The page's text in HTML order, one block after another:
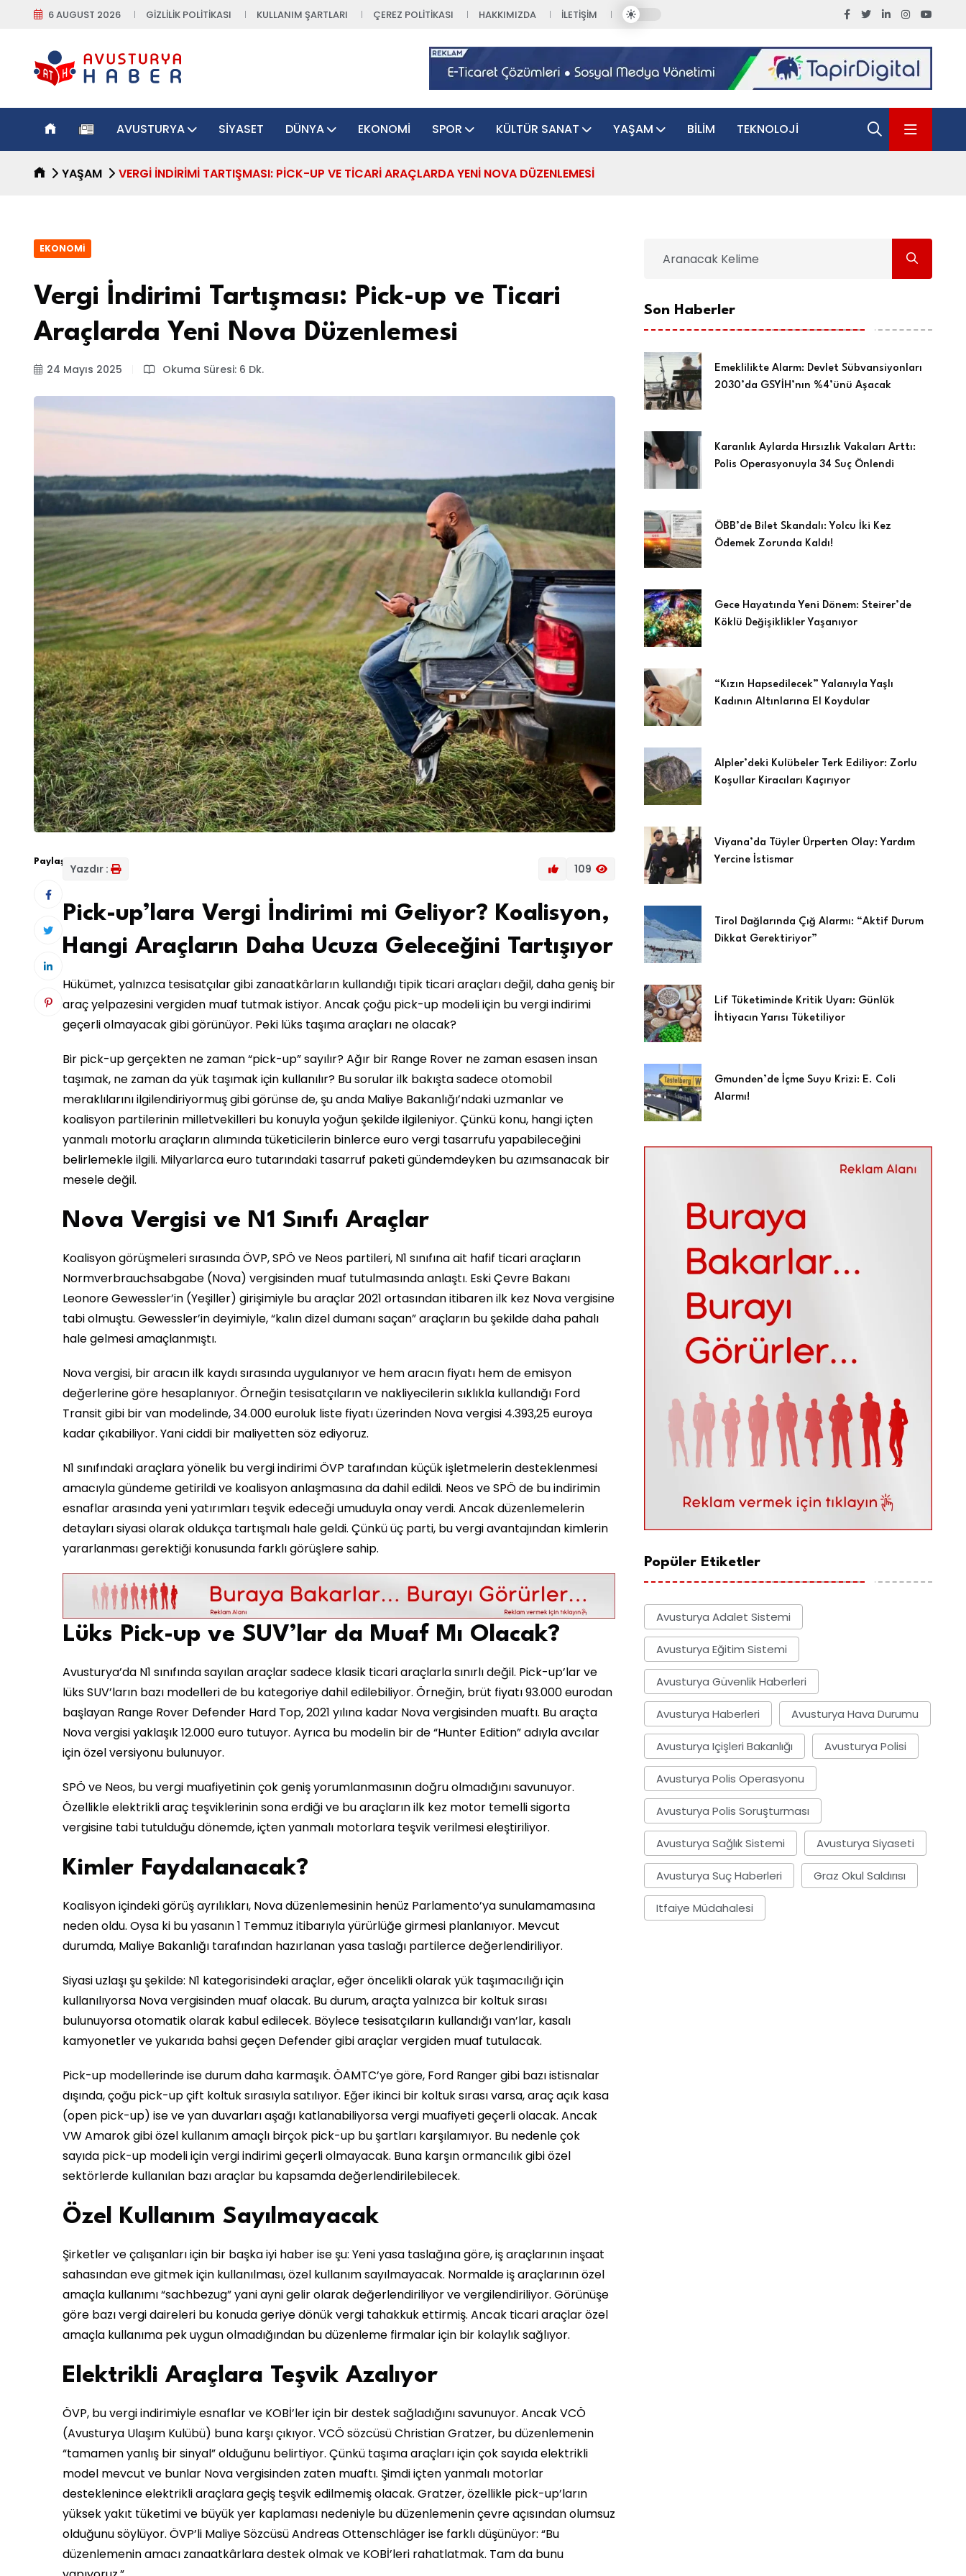
6 AUGUST 2026 GIZLILIK POLITIKASI KULLANIM ŞARTLARI ÇEREZ POLITIKASI HAKKIMIZDA İLETIŞIM
AVUSTURYA SIYASET DÜNYA EKONOMI SPOR KÜLTÜR SANAT YAŞAM BILIM TEKNOLOJI
YAŞAM VERGI İNDIRIMI TARTIŞMASI: PICK-UP VE TICARI ARAÇLARDA YENI NOVA DÜZENLEMESI
EKONOMI
Vergi İndirimi Tartışması: Pick-up ve Ticari
Araçlarda Yeni Nova Düzenlemesi
24 Mayıs 2025 Okuma Süresi: 6 Dk.
Paylaş:
Yazdır : 109
Pick-up’lara Vergi İndirimi mi Geliyor? Koalisyon,
Hangi Araçların Daha Ucuza Geleceğini Tartışıyor
Hükümet, yalnızca tesisatçılar gibi zanaatkârların kullandığı tipik ticari araçları değil, daha geniş bir
araç yelpazesini vergiden muaf tutmak istiyor. Ancak çoğu pick-up modeli için bu vergi indirimi
geçerli olmayacak gibi görünüyor. Peki lüks taşıma araçları ne olacak?
Bir pick-up gerçekten ne zaman “pick-up” sayılır? Ağır bir Range Rover ne zaman esasen insan
taşımak, ne zaman da yük taşımak için kullanılır? Bu sorular ilk bakışta sadece otomobil
meraklılarını ilgilendiriyormuş gibi görünse de, şu anda Maliye Bakanlığı’ndaki uzmanlar ve
koalisyon partilerinin milletvekilleri bu konuyla yoğun şekilde ilgileniyor. Çünkü konu, hangi içten
yanmalı motorlu araçların alımında tüketicilerin binlerce euro vergi tasarrufu yapabileceğini
belirlemekle ilgili. Milyarlarca euro tutarındaki tasarruf paketi gündemdeyken bu azımsanacak bir
mesele değil.
Nova Vergisi ve N1 Sınıfı Araçlar
Koalisyon görüşmeleri sırasında ÖVP, SPÖ ve Neos partileri, N1 sınıfına ait hafif ticari araçların
Normverbrauchsabgabe (Nova) vergisinden muaf tutulmasında anlaştı. Eski Çevre Bakanı
Leonore Gewessler’in (Yeşiller) girişimiyle bu araçlar 2021 ortasından itibaren ilk kez Nova vergisine
tabi olmuştu. Gewessler’in deyimiyle, “kalın dizel dumanı saçan” araçların bu şekilde daha pahalı
hale gelmesi amaçlanmıştı.
Nova vergisi, bir aracın ilk kaydı sırasında uygulanıyor ve hem aracın fiyatı hem de emisyon
değerlerine göre hesaplanıyor. Örneğin tesisatçıların ve nakliyecilerin sıklıkla kullandığı Ford
Transit gibi bir van modelinde, 34.000 euroluk liste fiyatı üzerinden Nova vergisi 4.393,25 euroya
kadar çıkabiliyor. Yani ciddi bir maliyetten söz ediyoruz.
N1 sınıfındaki araçlara yönelik bu vergi indirimi ÖVP tarafından küçük işletmelerin desteklenmesi
amacıyla gündeme getirildi ve koalisyon anlaşmasına da dahil edildi. Neos ve SPÖ de bu indirimin
esnaflar arasında yeni yatırımları teşvik edeceği umuduyla onay verdi. Ancak düzenlemelerin
detayları siyasi olarak oldukça tartışmalı hale geldi. Çünkü üç parti, bu vergi avantajından kimlerin
yararlanması gerektiği konusunda farklı görüşlere sahip.
Lüks Pick-up ve SUV’lar da Muaf Mı Olacak?
Avusturya’da N1 sınıfında sayılan araçlar sadece klasik ticari araçlarla sınırlı değil. Pick-up’lar ve
lüks SUV’ların bazı modelleri de bu kategoriye dahil edilebiliyor. Örneğin, brüt fiyatı 93.000 eurodan
başlayan Range Rover Defender Hard Top, 2021 yılına kadar Nova vergisinden muaftı. Bu araçta
Nova vergisi yaklaşık 12.000 euro tutuyor. Ayrıca bu modelin bir de “Hunter Edition” adıyla avcılar
için özel versiyonu bulunuyor.
SPÖ ve Neos, bu vergi muafiyetinin çok geniş yorumlanmasının doğru olmadığını savunuyor.
Özellikle elektrikli araç teşviklerinin sona erdiği ve bu araçların ilk kez motor temelli sigorta
vergisine tabi tutulduğu dönemde, içten yanmalı motorlara teşvik verilmesi eleştiriliyor.
Kimler Faydalanacak?
Koalisyon içindeki görüş ayrılıkları, Nova düzenlemesinin henüz Parlamento’ya sunulamamasına
neden oldu. Oysa ki bu yasanın 1 Temmuz itibarıyla yürürlüğe girmesi planlanıyor. Mevcut
durumda, Maliye Bakanlığı tarafından hazırlanan yasa taslağı partilerce değerlendiriliyor.
Siyasi uzlaşı şu şekilde: N1 kategorisindeki araçlar, eğer öncelikli olarak yük taşımacılığı için
kullanılıyorsa Nova vergisinden muaf olacak. Bu durum, araçta yalnızca bir koltuk sırası
bulunuyorsa otomatik olarak kabul edilecek. Böylece tesisatçıların kullandığı van’lar, kasalı
kamyonetler ve yukarıda bahsi geçen Defender gibi araçlar vergiden muaf tutulacak.
Pick-up modellerinde ise durum daha karmaşık. ÖAMTC’ye göre, Ford Ranger gibi bazı istisnalar
dışında, çoğu pick-up çift koltuk sırasıyla satılıyor. Eğer ikinci bir koltuk sırası varsa, araç açık kasa
(open pick-up) ise ve yan duvarları aşağı katlanabiliyorsa vergi muafiyeti geçerli olacak. Ancak
VW Amarok gibi özel kullanım amaçlı birçok pick-up bu şartları karşılamıyor. Bu nedenle çok
sayıda pick-up modeli için vergi indirimi geçerli olmayacak. Buna karşın ormancılık gibi özel
sektörlerde kullanılan bazı araçlar bu kapsamda değerlendirilebilecek.
Özel Kullanım Sayılmayacak
Şirketler ve çalışanları için bir başka iyi haber ise şu: Yeni yasa taslağına göre, iş araçlarının inşaat
sahasından eve gitmek için kullanılması, özel kullanım sayılmayacak. Normalde iş araçlarının özel
amaçla kullanımı “sachbezug” yani ayni gelir olarak değerlendiriliyor ve vergilendiriliyor. Görünüşe
göre bazı vergi daireleri bu konuda geriye dönük vergi tahakkuk ettirmiş. Ancak ticari araçlar özel
amaçla kullanıma pek uygun olmadığından bu düzenleme firmalar için bir kolaylık sağlıyor.
Elektrikli Araçlara Teşvik Azalıyor
ÖVP, bu vergi indirimiyle esnaflar ve KOBİ’ler için bir destek sağladığını savunuyor. Ancak VCÖ
(Avusturya Ulaşım Kulübü) buna karşı çıkıyor. VCÖ sözcüsü Christian Gratzer, bu düzenlemenin
“tamamen yanlış bir sinyal” olduğunu belirtiyor. Çünkü taşıma araçları için çok sayıda elektrikli
model mevcut ve bunlar Nova vergisinden zaten muaftı. Şimdi içten yanmalı motorlar
desteklenince elektrikli araçlara geçiş teşvik edilmemiş olacak. Gratzer, özellikle pick-up’ların
yüksek yakıt tüketimi ve büyük yer kaplaması nedeniyle bu düzenlemenin çevre açısından olumsuz
olduğunu söylüyor. ÖVP’li Maliye Sözcüsü Andreas Ottenschläger ise farklı düşünüyor: “Bu
düzenlemenin amacı zanaatkârlara destek olmak ve KOBİ’leri rahatlatmak. Tam da bunu
Son Haberler
Emeklilikte Alarm: Devlet Sübvansiyonları
2030’da GSYİH’nın %4’ünü Aşacak
Karanlık Aylarda Hırsızlık Vakaları Arttı:
Polis Operasyonuyla 34 Suç Önlendi
ÖBB’de Bilet Skandalı: Yolcu İki Kez
Ödemek Zorunda Kaldı!
Gece Hayatında Yeni Dönem: Steirer’de
Köklü Değişiklikler Yaşanıyor
“Kızın Hapsedilecek” Yalanıyla Yaşlı
Kadının Altınlarına El Koydular
Alpler’deki Kulübeler Terk Ediliyor: Zorlu
Koşullar Kiracıları Kaçırıyor
Viyana’da Tüyler Ürperten Olay: Yardım
Yercine İstismar
Tirol Dağlarında Çığ Alarmı: “Aktif Durum
Dikkat Gerektiriyor”
Lif Tüketiminde Kritik Uyarı: Günlük
İhtiyacın Yarısı Tüketiliyor
Gmunden’de İçme Suyu Krizi: E. Coli
Alarmı!
Popüler Etiketler
Avusturya Adalet Sistemi
Avusturya Eğitim Sistemi
Avusturya Güvenlik Haberleri
Avusturya Haberleri Avusturya Hava Durumu
Avusturya Içişleri Bakanlığı Avusturya Polisi
Avusturya Polis Operasyonu
Avusturya Polis Soruşturması
Avusturya Sağlık Sistemi Avusturya Siyaseti
Avusturya Suç Haberleri Graz Okul Saldırısı
Itfaiye Müdahalesi